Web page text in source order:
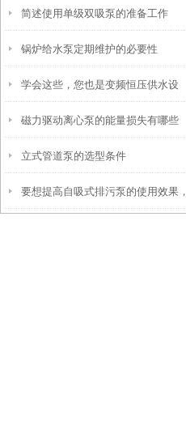
减少不必要的损失
简述使用单级双吸泵的准备工作
锅炉给水泵定期维护的必要性
学会这些，您也是变频恒压供水设
备“维修员”
磁力驱动离心泵的能量损失有哪些
立式管道泵的选型条件
要想提高自吸式排污泵的使用效果，